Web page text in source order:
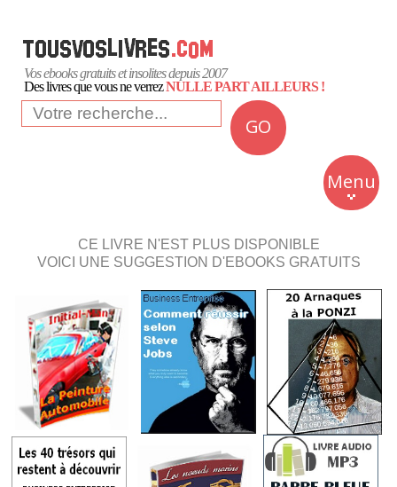
Vos ebooks gratuits et insolites depuis 2007
Des livres que vous ne verrezNULLE PART AILLEURS !
GO
Menu
Insolite
Business
Romans
Quotidien
CE LIVRE N'EST PLUS DISPONIBLE
VOICI UNE SUGGESTION D'EBOOKS GRATUITS